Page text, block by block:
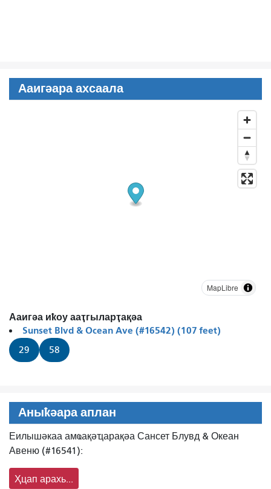
Ааигәара ахсаала
MapLibre
Ааигәа иҟоу ааҭгыларҭақәа
Sunset Blvd & Ocean Ave (#16542) (107 feet)
29 58
Аныҟәара аплан
Еилышәкаа амҩақәҵарақәа Сансет Блувд & Океан
Авеню (#16541):
Ҳцап арахь...